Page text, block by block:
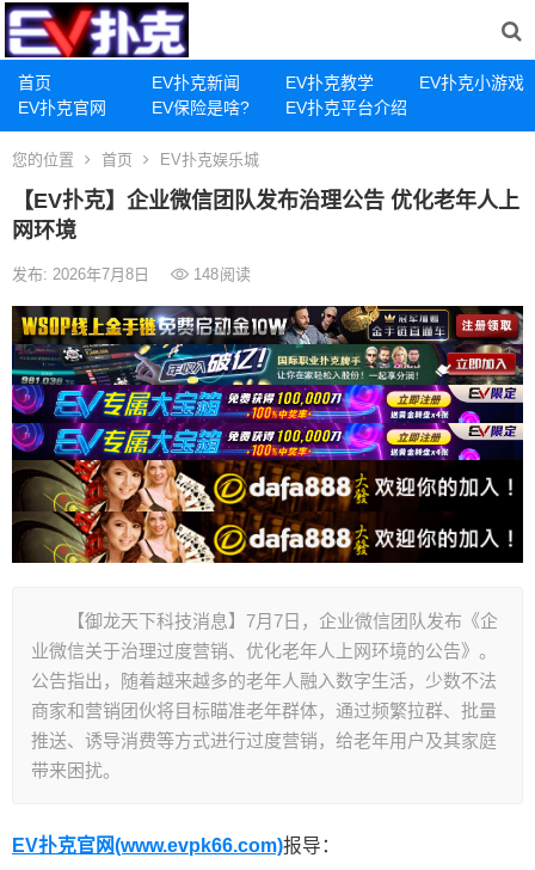
首页 EV扑克新闻 EV扑克教学
EV扑克小游戏
EV扑克官网
EV保险是啥? EV扑克平台介绍
您的位置 首页 EV扑克娱乐城
【EV扑克】企业微信团队发布治理公告 优化老年人上
网环境
发布: 2026年7月8日 148阅读
【御龙天下科技消息】7月7日，企业微信团队发布《企
业微信关于治理过度营销、优化老年人上网环境的公告》。
公告指出，随着越来越多的老年人融入数字生活，少数不法
商家和营销团伙将目标瞄准老年群体，通过频繁拉群、批量
推送、诱导消费等方式进行过度营销，给老年用户及其家庭
带来困扰。
EV扑克官网(www.evpk66.com)报导：